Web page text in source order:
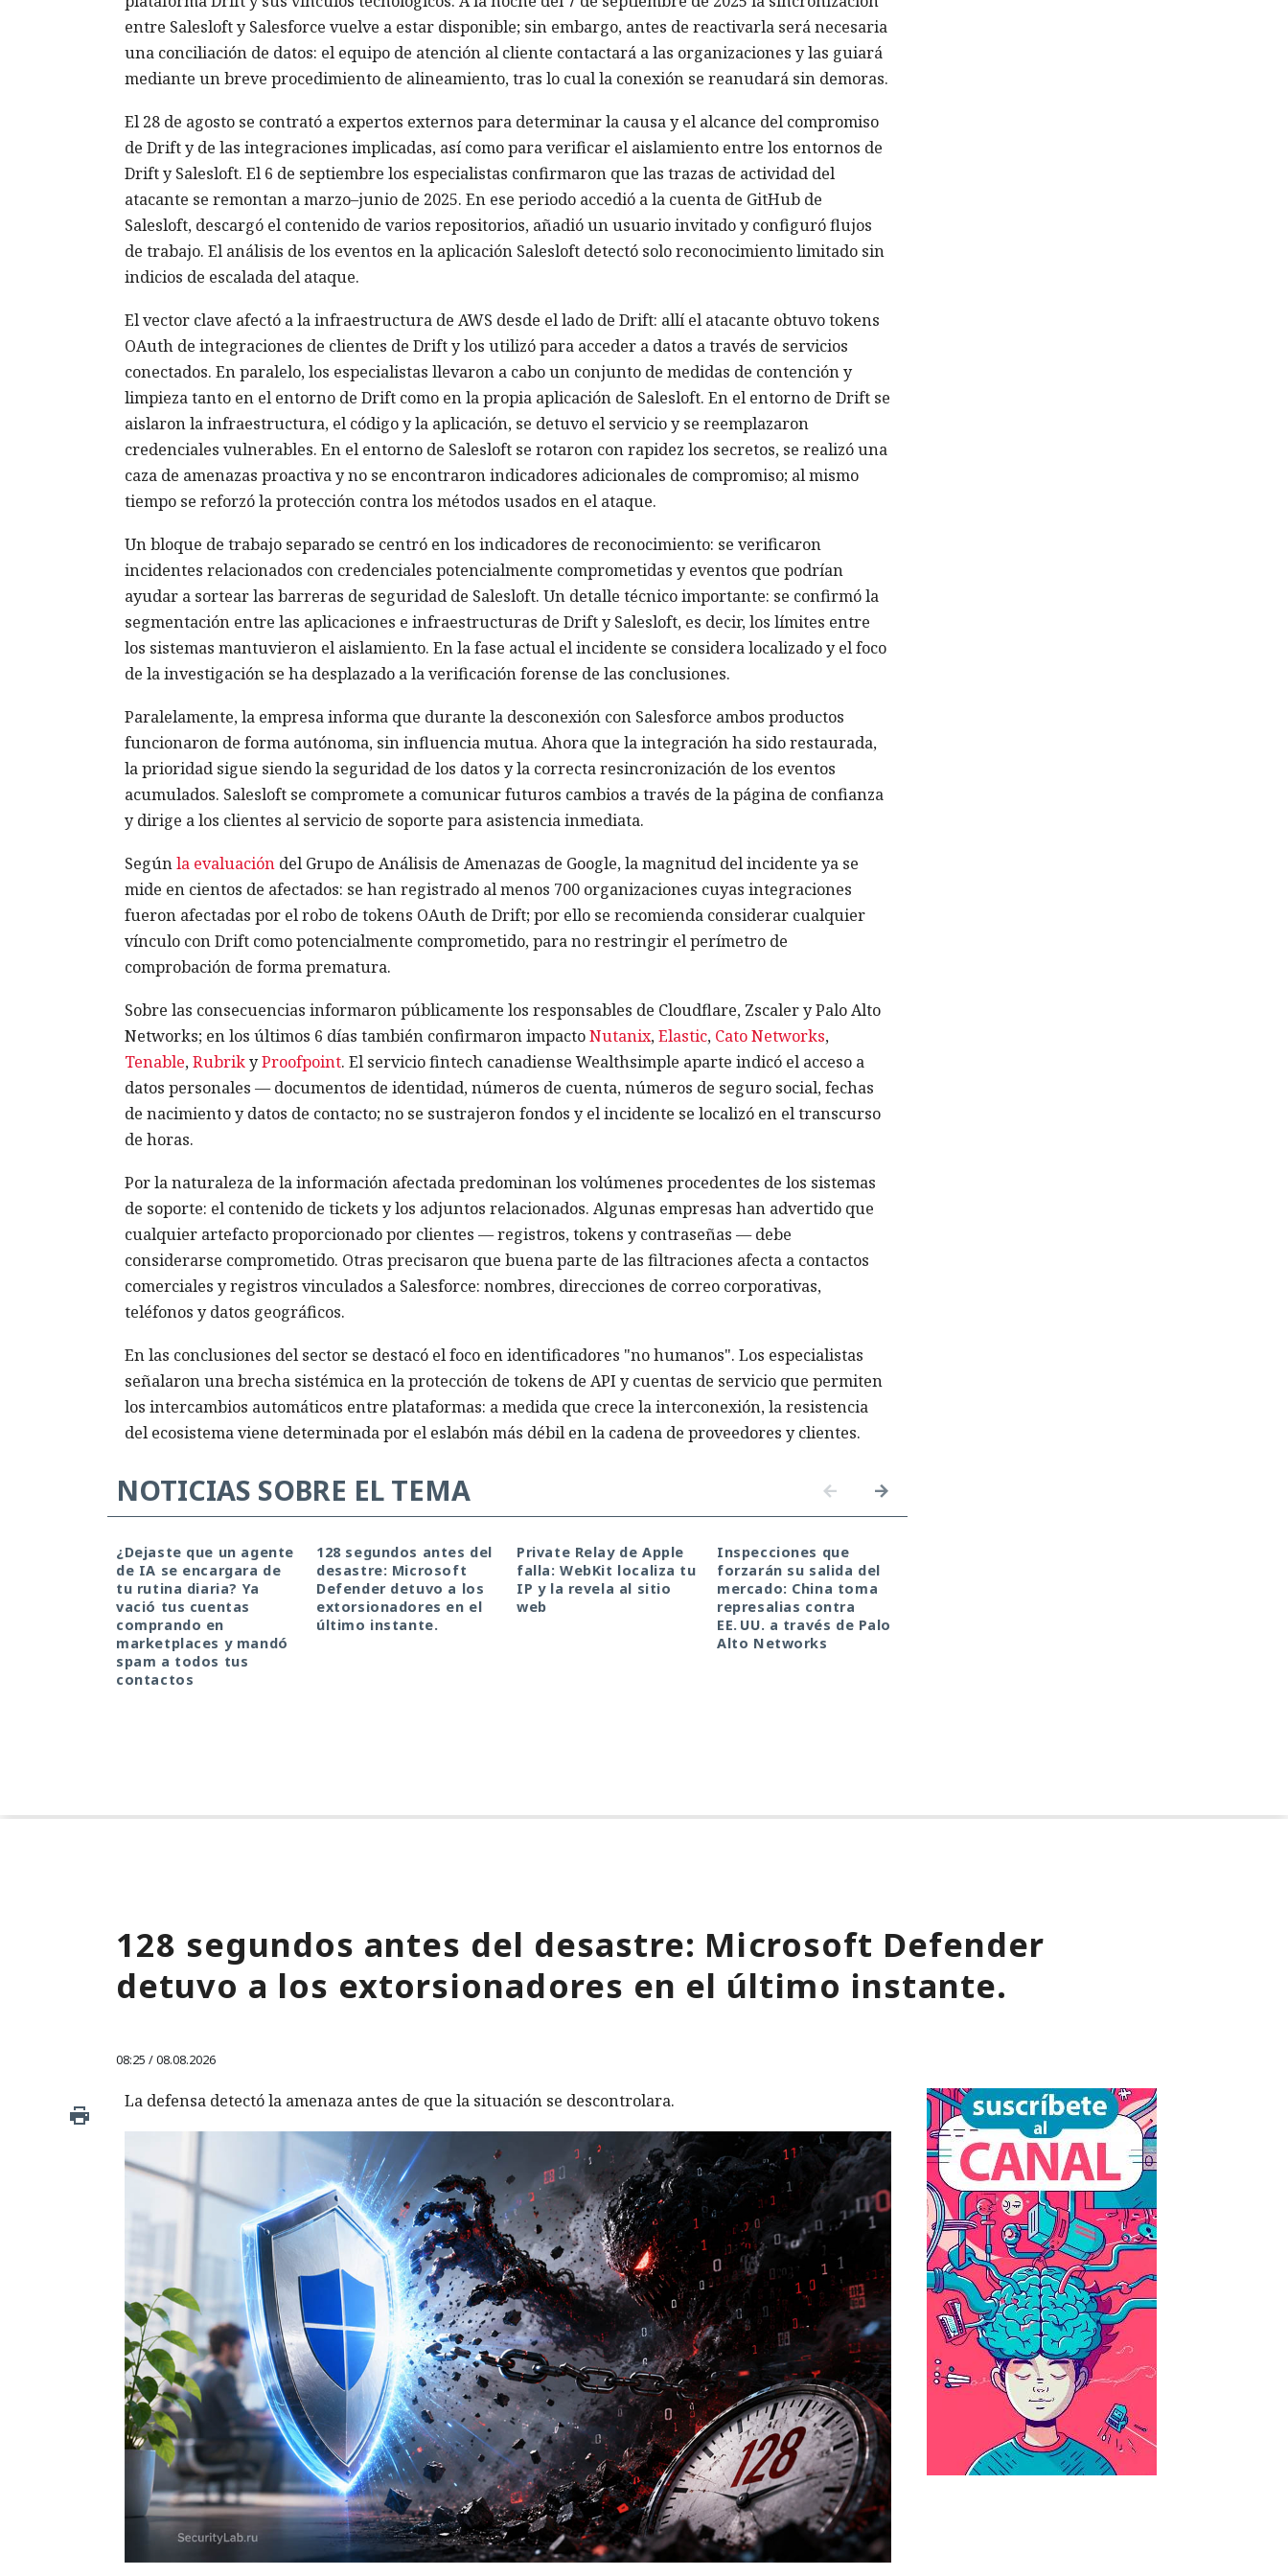
entre Salesloft y Salesforce vuelve a estar disponible; sin embargo, antes de reactivarla será necesaria
una conciliación de datos: el equipo de atención al cliente contactará a las organizaciones y las guiará
mediante un breve procedimiento de alineamiento, tras lo cual la conexión se reanudará sin demoras.
El 28 de agosto se contrató a expertos externos para determinar la causa y el alcance del compromiso
de Drift y de las integraciones implicadas, así como para verificar el aislamiento entre los entornos de
Drift y Salesloft. El 6 de septiembre los especialistas confirmaron que las trazas de actividad del
atacante se remontan a marzo–junio de 2025. En ese periodo accedió a la cuenta de GitHub de
Salesloft, descargó el contenido de varios repositorios, añadió un usuario invitado y configuró flujos
de trabajo. El análisis de los eventos en la aplicación Salesloft detectó solo reconocimiento limitado sin
indicios de escalada del ataque.
El vector clave afectó a la infraestructura de AWS desde el lado de Drift: allí el atacante obtuvo tokens
OAuth de integraciones de clientes de Drift y los utilizó para acceder a datos a través de servicios
conectados. En paralelo, los especialistas llevaron a cabo un conjunto de medidas de contención y
limpieza tanto en el entorno de Drift como en la propia aplicación de Salesloft. En el entorno de Drift se
aislaron la infraestructura, el código y la aplicación, se detuvo el servicio y se reemplazaron
credenciales vulnerables. En el entorno de Salesloft se rotaron con rapidez los secretos, se realizó una
caza de amenazas proactiva y no se encontraron indicadores adicionales de compromiso; al mismo
tiempo se reforzó la protección contra los métodos usados en el ataque.
Un bloque de trabajo separado se centró en los indicadores de reconocimiento: se verificaron
incidentes relacionados con credenciales potencialmente comprometidas y eventos que podrían
ayudar a sortear las barreras de seguridad de Salesloft. Un detalle técnico importante: se confirmó la
segmentación entre las aplicaciones e infraestructuras de Drift y Salesloft, es decir, los límites entre
los sistemas mantuvieron el aislamiento. En la fase actual el incidente se considera localizado y el foco
de la investigación se ha desplazado a la verificación forense de las conclusiones.
Paralelamente, la empresa informa que durante la desconexión con Salesforce ambos productos
funcionaron de forma autónoma, sin influencia mutua. Ahora que la integración ha sido restaurada,
la prioridad sigue siendo la seguridad de los datos y la correcta resincronización de los eventos
acumulados. Salesloft se compromete a comunicar futuros cambios a través de la página de confianza
y dirige a los clientes al servicio de soporte para asistencia inmediata.
Segúnla evaluacióndel Grupo de Análisis de Amenazas de Google, la magnitud del incidente ya se
mide en cientos de afectados: se han registrado al menos 700 organizaciones cuyas integraciones
fueron afectadas por el robo de tokens OAuth de Drift; por ello se recomienda considerar cualquier
vínculo con Drift como potencialmente comprometido, para no restringir el perímetro de
comprobación de forma prematura.
Sobre las consecuencias informaron públicamente los responsables de Cloudflare, Zscaler y Palo Alto
Networks; en los últimos 6 días también confirmaron impactoNutanix,Elastic, Cato Networks,
Tenable,RubrikyProofpoint. El servicio fintech canadiense Wealthsimple aparte indicó el acceso a
datos personales — documentos de identidad, números de cuenta, números de seguro social, fechas
de nacimiento y datos de contacto; no se sustrajeron fondos y el incidente se localizó en el transcurso
de horas.
Por la naturaleza de la información afectada predominan los volúmenes procedentes de los sistemas
de soporte: el contenido de tickets y los adjuntos relacionados. Algunas empresas han advertido que
cualquier artefacto proporcionado por clientes — registros, tokens y contraseñas — debe
considerarse comprometido. Otras precisaron que buena parte de las filtraciones afecta a contactos
comerciales y registros vinculados a Salesforce: nombres, direcciones de correo corporativas,
teléfonos y datos geográficos.
En las conclusiones del sector se destacó el foco en identificadores "no humanos". Los especialistas
señalaron una brecha sistémica en la protección de tokens de API y cuentas de servicio que permiten
los intercambios automáticos entre plataformas: a medida que crece la interconexión, la resistencia
del ecosistema viene determinada por el eslabón más débil en la cadena de proveedores y clientes.
NOTICIAS SOBRE EL TEMA
¿Dejaste que un agente
de IA se encargara de
tu rutina diaria? Ya
vació tus cuentas
comprando en
marketplaces y mandó
spam a todos tus
contactos
128 segundos antes del
desastre: Microsoft
Defender detuvo a los
extorsionadores en el
último instante.
Private Relay de Apple
falla: WebKit localiza tu
IP y la revela al sitio
web
Inspecciones que
forzarán su salida del
mercado: China toma
represalias contra
EE. UU. a través de Palo
Alto Networks
128 segundos antes del desastre: Microsoft Defender
detuvo a los extorsionadores en el último instante.
08:25 / 08.08.2026
La defensa detectó la amenaza antes de que la situación se descontrolara.